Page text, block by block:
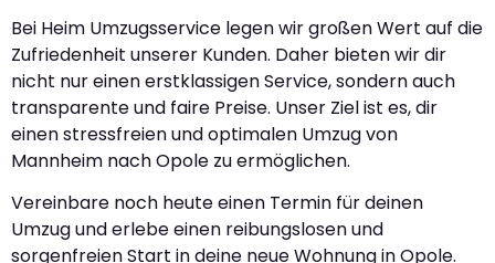
Bei Heim Umzugsservice legen wir großen Wert auf die
Zufriedenheit unserer Kunden. Daher bieten wir dir
nicht nur einen erstklassigen Service, sondern auch
transparente und faire Preise. Unser Ziel ist es, dir
einen stressfreien und optimalen Umzug von
Mannheim nach Opole zu ermöglichen.
Vereinbare noch heute einen Termin für deinen
Umzug und erlebe einen reibungslosen und
sorgenfreien Start in deine neue Wohnung in Opole.